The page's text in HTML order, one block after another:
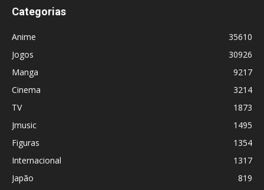
Categorias
Anime
35610
Jogos
30926
Manga
9217
Cinema
3214
TV
1873
Jmusic
1495
Figuras
1354
Internacional
1317
Japão
819